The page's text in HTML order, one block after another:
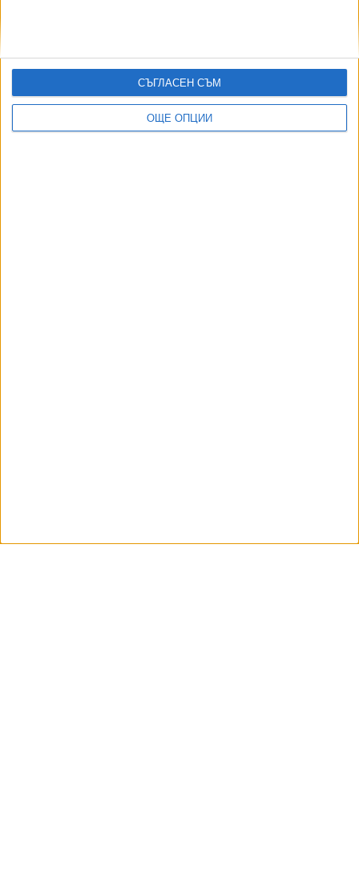
ОЩЕ ОПЦИИ
СЪГЛАСЕН СЪМ
Принципът "Да не се мина" забърка Благомир Коцев в нов
скандал